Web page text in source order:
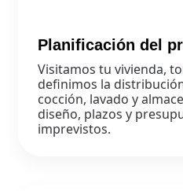
Planificación del
Visitamos tu vivienda,
definimos la
cocción, lavado y
diseño, plazos y
imprevistos.